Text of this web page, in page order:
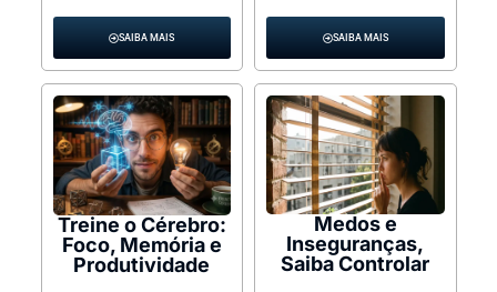
SAIBA MAIS SAIBA MAIS
Treine o Cérebro:
Foco, Memória e
Produtividade
Medos e
Inseguranças,
Saiba Controlar